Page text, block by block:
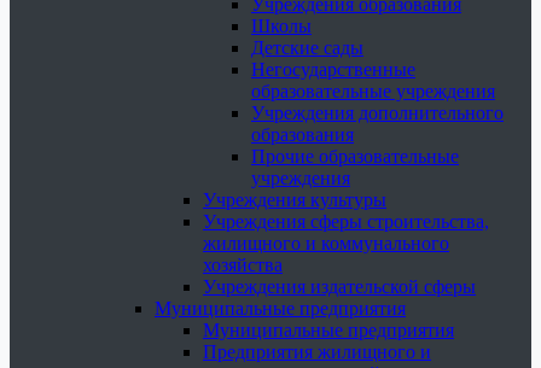
Учреждения образования
Школы
Детские сады
Негосударственные
образовательные учреждения
Учреждения дополнительного
образования
Прочие образовательные
учреждения
Учреждения культуры
Учреждения сферы строительства,
жилищного и коммунального
хозяйства
Учреждения издательской сферы
Муниципальные предприятия
Муниципальные предприятия
Предприятия жилищного и